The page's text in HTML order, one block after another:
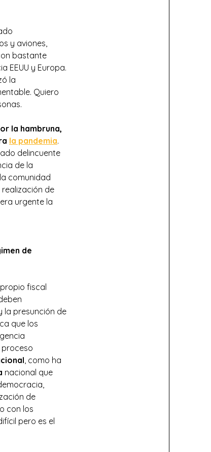
y aviones,
bastante
EEUU y Europa.
la
Quiero
la hambruna,
la pandemia.
delincuente
de la
comunidad
de
urgente la
de
fiscal
la presunción de
que los
, como ha
nacional que
de
con los
pero es el